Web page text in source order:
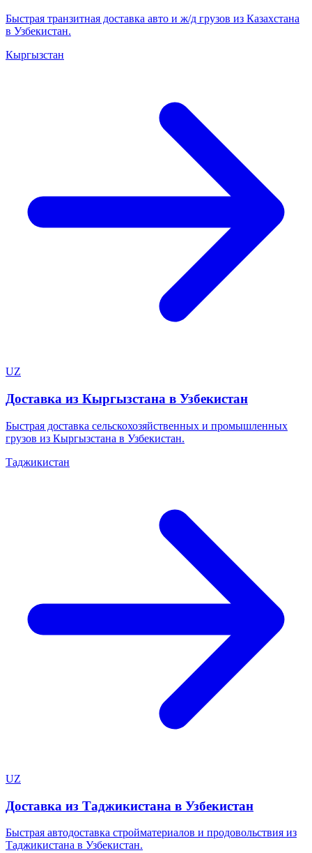
Быстрая транзитная доставка авто и ж/д грузов из Казахстана
в Узбекистан.
Кыргызстан
UZ
Доставка из Кыргызстана в Узбекистан
Быстрая доставка сельскохозяйственных и промышленных
грузов из Кыргызстана в Узбекистан.
Таджикистан
UZ
Доставка из Таджикистана в Узбекистан
Быстрая автодоставка стройматериалов и продовольствия из
Таджикистана в Узбекистан.